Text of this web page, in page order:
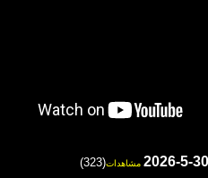
مشاهدات(323)